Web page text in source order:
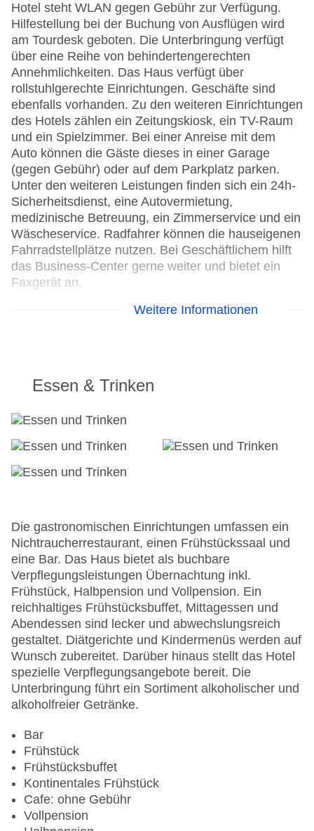
Hotel steht WLAN gegen Gebühr zur Verfügung.
Hilfestellung bei der Buchung von Ausflügen wird
am Tourdesk geboten. Die Unterbringung verfügt
über eine Reihe von behindertengerechten
Annehmlichkeiten. Das Haus verfügt über
rollstuhlgerechte Einrichtungen. Geschäfte sind
ebenfalls vorhanden. Zu den weiteren Einrichtungen
des Hotels zählen ein Zeitungskiosk, ein TV-Raum
und ein Spielzimmer. Bei einer Anreise mit dem
Auto können die Gäste dieses in einer Garage
(gegen Gebühr) oder auf dem Parkplatz parken.
Unter den weiteren Leistungen finden sich ein 24h-
Sicherheitsdienst, eine Autovermietung,
medizinische Betreuung, ein Zimmerservice und ein
Wäscheservice. Radfahrer können die hauseigenen
Fahrradstellplätze nutzen. Bei Geschäftlichem hilft
das Business-Center gerne weiter und bietet ein
Faxgerät an.
Konferenzraum
Garage: gegen Gebühr
Hotelsafe
WLAN/WiFi im Hotel: gegen Gebühr
Lift
Haustiere
Zimmerservice
Gesamtanzahl der Stockwerke: 3
Gesamtanzahl der Zimmer: 88
Zahlungsarten: American Express, Diners Club,
EC Maestro, Mastercard, Visa
Landeskategorie: 3 Sterne
Weitere Informationen
Essen & Trinken
Die gastronomischen Einrichtungen umfassen ein
Nichtraucherrestaurant, einen Frühstückssaal und
eine Bar. Das Haus bietet als buchbare
Verpflegungsleistungen Übernachtung inkl.
Frühstück, Halbpension und Vollpension. Ein
reichhaltiges Frühstücksbuffet, Mittagessen und
Abendessen sind lecker und abwechslungsreich
gestaltet. Diätgerichte und Kindermenüs werden auf
Wunsch zubereitet. Darüber hinaus stellt das Hotel
spezielle Verpflegungsangebote bereit. Die
Unterbringung führt ein Sortiment alkoholischer und
alkoholfreier Getränke.
Bar
Frühstück
Frühstücksbuffet
Kontinentales Frühstück
Cafe: ohne Gebühr
Vollpension